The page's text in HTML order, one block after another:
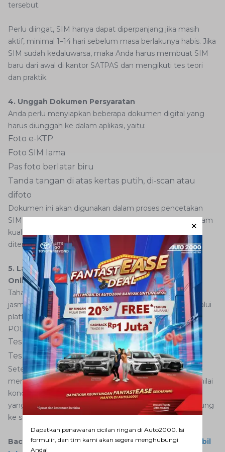
tersebut.
Perlu diingat, SIM hanya dapat diperpanjang jika masih
aktif, minimal 1–14 hari sebelum masa berlakunya habis. Jika
SIM sudah kedaluwarsa, maka Anda harus membuat SIM
baru dari awal di kantor SATPAS dan mengikuti tes teori
dan praktik.
4. Unggah Dokumen Persyaratan
Anda perlu menyiapkan beberapa dokumen digital yang
harus diunggah ke dalam aplikasi, yaitu:
Foto e-KTP
Foto SIM lama
Pas foto berlatar biru
Tanda tangan di atas kertas putih, di-scan atau
difoto
Dokumen ini akan digunakan dalam proses pencetakan
SIM digital baru Anda. Dokumen-dokumen ini harus dalam
kualitas yang jelas dan sesuai dengan ukuran file yang
ditentukan aplikasi.
5. Lakukan Tes Kesehatan dan Psikologi Secara
Online
Tahapan berikutnya adalah menjalani tes kesehatan
jasmani dan tes psikologi. Keduanya bisa dilakukan melalui
platform yang telah bekerja sama dengan Korlantas
POLRI, yaitu:
Tes kesehatan dilakukan melalui situserikkes.id
Tes psikologi dilakukan melalui situseppsi.id
Setelah login di situs tersebut, Anda akan diminta
mengikuti beberapa pertanyaan dan instruksi yang menilai
kondisi fisik maupun mental Anda sebagai pengemudi
yang layak. Hasilnya akan otomatis terkirim dan terhubung
ke sistem Digital Korlantas POLRI.
Baca Juga:Simak Syarat dan Cara Membuat SIM Mobil
Dapatkan penawaran cicilan ringan di Auto2000. Isi
formulir, dan tim kami akan segera menghubungi
Anda!